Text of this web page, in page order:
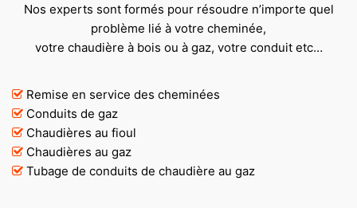
Nos experts sont formés pour résoudre n’importe quel
problème lié à votre cheminée,
votre chaudière à bois ou à gaz, votre conduit etc…
Remise en service des cheminées
Conduits de gaz
Chaudières au fioul
Chaudières au gaz
Tubage de conduits de chaudière au gaz